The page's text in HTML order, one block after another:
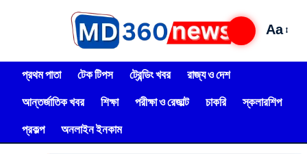
Aa
প্রথম পাতা টেক টিপস ট্রেন্ডিং খবর
রাজ্য ও দেশ
আন্তর্জাতিক খবর
শিক্ষা পরীক্ষা ও রেজাল্ট চাকরি
স্কলারশিপ
প্রকল্প
অনলাইন ইনকাম